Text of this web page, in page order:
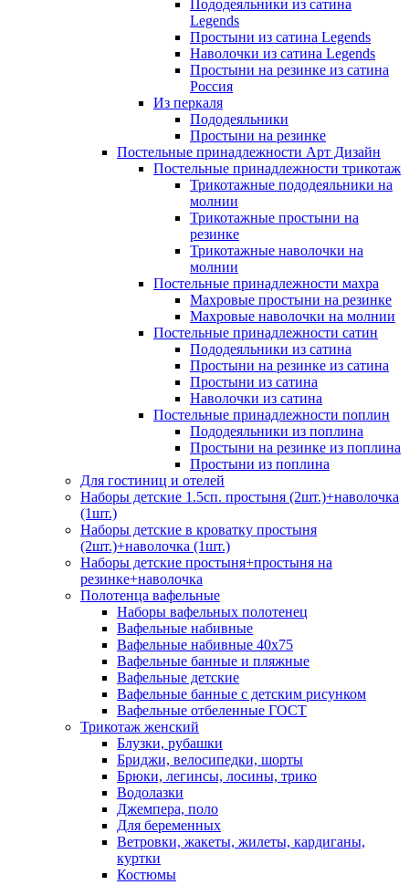
Пододеяльники из сатина
Legends
Простыни из сатина Legends
Наволочки из сатина Legends
Простыни на резинке из сатина
Россия
Из перкаля
Пододеяльники
Простыни на резинке
Постельные принадлежности Арт Дизайн
Постельные принадлежности трикотаж
Трикотажные пододеяльники на
молнии
Трикотажные простыни на
резинке
Трикотажные наволочки на
молнии
Постельные принадлежности махра
Махровые простыни на резинке
Махровые наволочки на молнии
Постельные принадлежности сатин
Пододеяльники из сатина
Простыни на резинке из сатина
Простыни из сатина
Наволочки из сатина
Постельные принадлежности поплин
Пододеяльники из поплина
Простыни на резинке из поплина
Простыни из поплина
Для гостиниц и отелей
Наборы детские 1.5сп. простыня (2шт.)+наволочка
(1шт.)
Наборы детские в кроватку простыня
(2шт.)+наволочка (1шт.)
Наборы детские простыня+простыня на
резинке+наволочка
Полотенца вафельные
Наборы вафельных полотенец
Вафельные набивные
Вафельные набивные 40х75
Вафельные банные и пляжные
Вафельные детские
Вафельные банные с детским рисунком
Вафельные отбеленные ГОСТ
Трикотаж женский
Блузки, рубашки
Бриджи, велосипедки, шорты
Брюки, легинсы, лосины, трико
Водолазки
Джемпера, поло
Для беременных
Ветровки, жакеты, жилеты, кардиганы,
куртки
Костюмы